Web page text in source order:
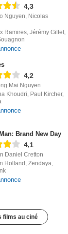
4,3
Nguyen, Nicolas
Ramires, Jérémy Gillet,
4,2
Mai Nguyen
Khoudri, Paul Kircher,
Brand New Day
4,1
Daniel Cretton
Holland, Zendaya,
films au ciné